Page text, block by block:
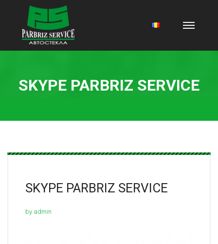
SKYPE PARBRIZ SERVICE
SKYPE PARBRIZ SERVICE
by admin